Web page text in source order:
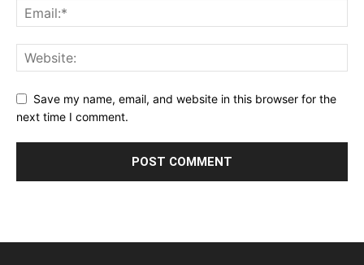
Save my name, email, and website in this browser for the
next time I comment.